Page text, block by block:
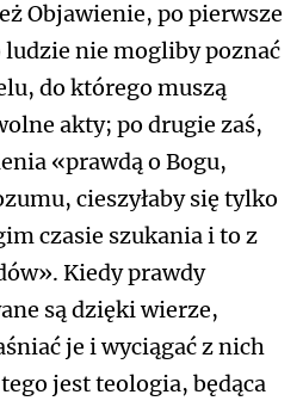
Objawienie, po pierwsze
ludzie nie mogliby poznać
do którego muszą
akty; po drugie zaś,
«prawdą o Bogu,
cieszyłaby się tylko
czasie szukania i to z
Kiedy prawdy
są dzięki wierze,
je i wyciągać z nich
jest teologia, będąca